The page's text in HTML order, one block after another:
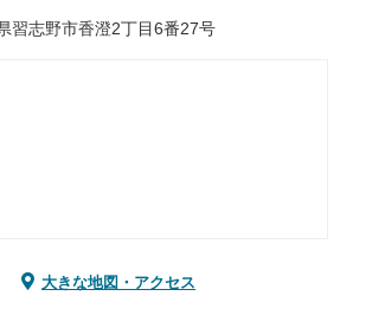
習志野市香澄2丁目6番27号
大きな地図・アクセス